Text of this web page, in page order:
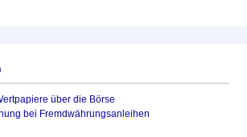
über die Börse
bei Fremdwährungsanleihen